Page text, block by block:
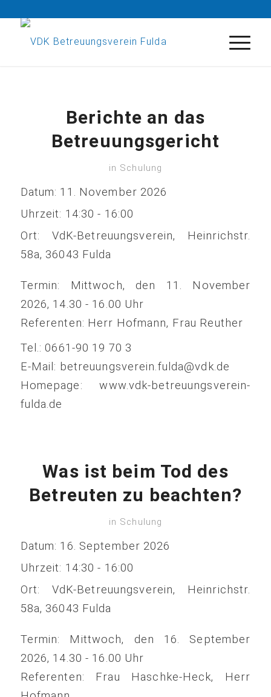
Berichte an das
Betreuungsgericht
in Schulung
Datum: 11. November 2026
Uhrzeit: 14:30 - 16:00
Ort: VdK-Betreuungsverein, Heinrichstr.
58a, 36043 Fulda
Termin: Mittwoch, den 11. November
2026, 14.30 - 16.00 Uhr
Referenten: Herr Hofmann, Frau Reuther
Tel.: 0661-90 19 70 3
E-Mail: betreuungsverein.fulda@vdk.de
Homepage: www.vdk-betreuungsverein-
fulda.de
Was ist beim Tod des
Betreuten zu beachten?
in Schulung
Datum: 16. September 2026
Uhrzeit: 14:30 - 16:00
Ort: VdK-Betreuungsverein, Heinrichstr.
58a, 36043 Fulda
Termin: Mittwoch, den 16. September
2026, 14.30 - 16.00 Uhr
Referenten: Frau Haschke-Heck, Herr